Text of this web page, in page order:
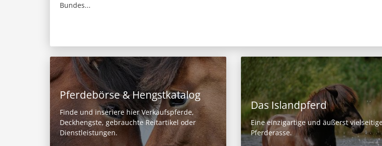
Bundes...
Pferdebörse & Hengstkatalog
Finde und inseriere hier Verkaufspferde,
Deckhengste, gebrauchte Reitartikel oder
Dienstleistungen.
Das Islandpferd
Eine einzigartige und äußerst
Pferderasse.